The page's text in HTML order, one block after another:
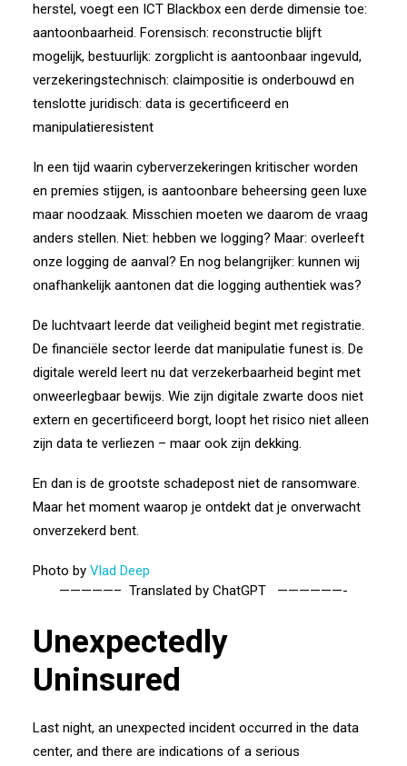
herstel, voegt een ICT Blackbox een derde dimensie toe:
aantoonbaarheid. Forensisch: reconstructie blijft
mogelijk, bestuurlijk: zorgplicht is aantoonbaar ingevuld,
verzekeringstechnisch: claimpositie is onderbouwd en
tenslotte juridisch: data is gecertificeerd en
manipulatieresistent
In een tijd waarin cyberverzekeringen kritischer worden
en premies stijgen, is aantoonbare beheersing geen luxe
maar noodzaak. Misschien moeten we daarom de vraag
anders stellen. Niet: hebben we logging? Maar: overleeft
onze logging de aanval? En nog belangrijker: kunnen wij
onafhankelijk aantonen dat die logging authentiek was?
De luchtvaart leerde dat veiligheid begint met registratie.
De financiële sector leerde dat manipulatie funest is. De
digitale wereld leert nu dat verzekerbaarheid begint met
onweerlegbaar bewijs. Wie zijn digitale zwarte doos niet
extern en gecertificeerd borgt, loopt het risico niet alleen
zijn data te verliezen – maar ook zijn dekking.
En dan is de grootste schadepost niet de ransomware.
Maar het moment waarop je ontdekt dat je onverwacht
onverzekerd bent.
Photo by Vlad Deep
—————– Translated by ChatGPT ——————-
Unexpectedly
Uninsured
Last night, an unexpected incident occurred in the data
center, and there are indications of a serious